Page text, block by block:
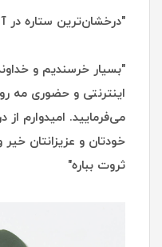
"درخشان‌ترین ستاره در
"بسیار خرسندیم و
اینترنتی و حضوری مه
می‌فرمایید. امیدوارم از
خودتان و عزیزانتان
ثروت بباره"